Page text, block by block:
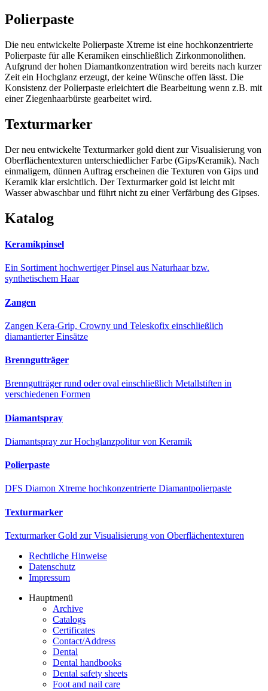
Polierpaste
Die neu entwickelte Polierpaste Xtreme ist eine hochkonzentrierte
Polierpaste für alle Keramiken einschließlich Zirkonmonolithen.
Aufgrund der hohen Diamantkonzentration wird bereits nach kurzer
Zeit ein Hochglanz erzeugt, der keine Wünsche offen lässt. Die
Konsistenz der Polierpaste erleichtert die Bearbeitung wenn z.B. mit
einer Ziegenhaarbürste gearbeitet wird.
Texturmarker
Der neu entwickelte Texturmarker gold dient zur Visualisierung von
Oberflächentexturen unterschiedlicher Farbe (Gips/Keramik). Nach
einmaligem, dünnen Auftrag erscheinen die Texturen von Gips und
Keramik klar ersichtlich. Der Texturmarker gold ist leicht mit
Wasser abwaschbar und führt nicht zu einer Verfärbung des Gipses.
Katalog
Keramikpinsel
Ein Sortiment hochwertiger Pinsel aus Naturhaar bzw.
synthetischem Haar
Zangen
Zangen Kera-Grip, Crowny und Teleskofix einschließlich
diamantierter Einsätze
Brenngutträger
Brenngutträger rund oder oval einschließlich Metallstiften in
verschiedenen Formen
Diamantspray
Diamantspray zur Hochglanzpolitur von Keramik
Polierpaste
DFS Diamon Xtreme hochkonzentrierte Diamantpolierpaste
Texturmarker
Texturmarker Gold zur Visualisierung von Oberflächentexturen
Rechtliche Hinweise
Datenschutz
Impressum
Hauptmenü
Archive
Catalogs
Certificates
Contact/Address
Dental
Dental handbooks
Dental safety sheets
Foot and nail care